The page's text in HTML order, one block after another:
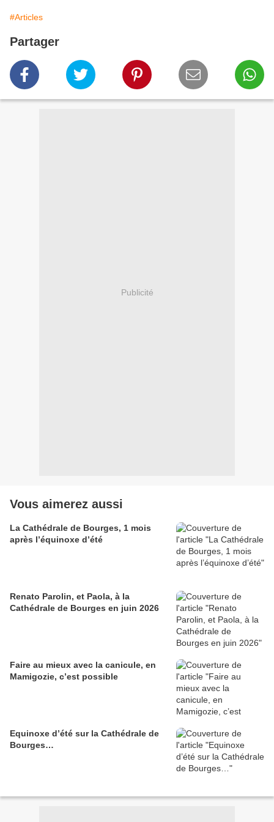
#Articles
Partager
Publicité
Vous aimerez aussi
La Cathédrale de Bourges, 1 mois
après l’équinoxe d’été
Renato Parolin, et Paola, à la
Cathédrale de Bourges en juin 2026
Faire au mieux avec la canicule, en
Mamigozie, c’est possible
Equinoxe d’été sur la Cathédrale de
Bourges…